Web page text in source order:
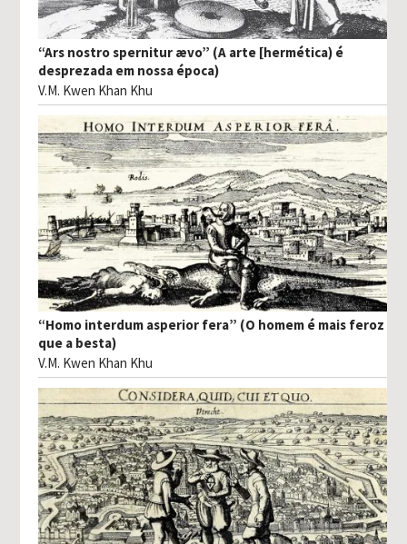
“Ars nostro spernitur ævo” (A arte [hermética) é
desprezada em nossa época)
V.M. Kwen Khan Khu
“Homo interdum asperior fera” (O homem é mais feroz
que a besta)
V.M. Kwen Khan Khu